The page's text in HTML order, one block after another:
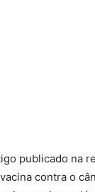
publicado na
contra o